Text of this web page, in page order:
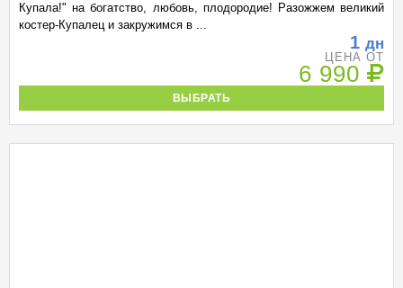
Купала!" на богатство, любовь, плодородие! Разожжем великий
костер-Купалец и закружимся в ...
1 дн
ЦЕНА ОТ
6 990
ВЫБРАТЬ